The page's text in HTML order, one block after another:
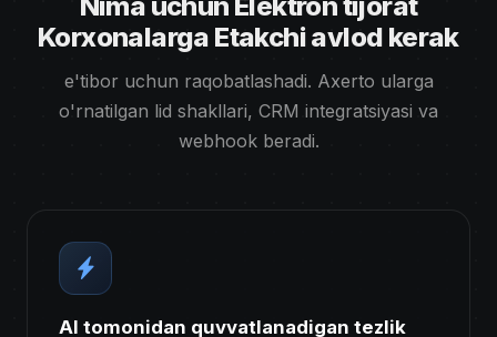
Korxonalarga Etakchi avlod kerak
e'tibor uchun raqobatlashadi. Axerto ularga
o'rnatilgan lid shakllari, CRM integratsiyasi va
webhook beradi.
AI tomonidan quvvatlanadigan tezlik